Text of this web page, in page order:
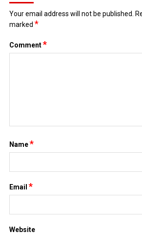
Your email address will not be published.
marked*
Comment*
Name*
Email*
Website